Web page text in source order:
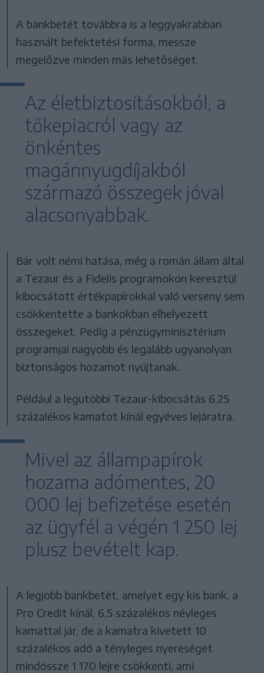
A bankbetét továbbra is a leggyakrabban
használt befektetési forma, messze
megelőzve minden más lehetőséget.
Az életbiztosításokból, a
tőkepiacról vagy az
önkéntes
magánnyugdíjakból
származó összegek jóval
alacsonyabbak.
Bár volt némi hatása, még a román állam által
a Tezaur és a Fidelis programokon keresztül
kibocsátott értékpapírokkal való verseny sem
csökkentette a bankokban elhelyezett
összegeket. Pedig a pénzügyminisztérium
programjai nagyobb és legalább ugyanolyan
biztonságos hozamot nyújtanak.
Például a legutóbbi Tezaur-kibocsátás 6,25
százalékos kamatot kínál egyéves lejáratra.
Mivel az állampapírok
hozama adómentes, 20
000 lej befizetése esetén
az ügyfél a végén 1 250 lej
plusz bevételt kap.
A legjobb bankbetét, amelyet egy kis bank, a
Pro Credit kínál, 6,5 százalékos névleges
kamattal jár, de a kamatra kivetett 10
százalékos adó a tényleges nyereséget
mindössze 1 170 lejre csökkenti, ami